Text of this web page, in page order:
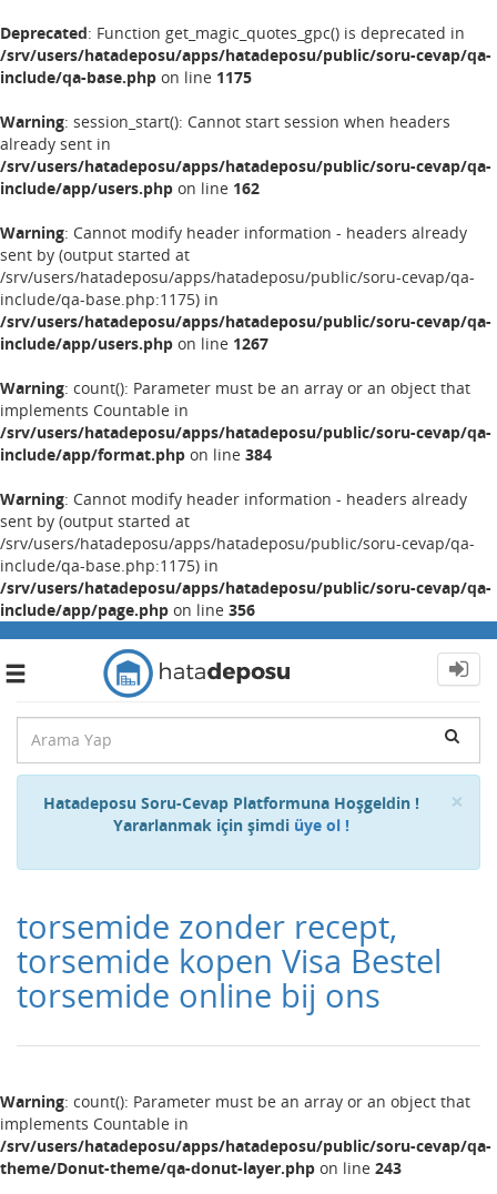
Deprecated: Function get_magic_quotes_gpc() is deprecated in
/srv/users/hatadeposu/apps/hatadeposu/public/soru-cevap/qa-
include/qa-base.php on line 1175
Warning: session_start(): Cannot start session when headers
already sent in
/srv/users/hatadeposu/apps/hatadeposu/public/soru-cevap/qa-
include/app/users.php on line 162
Warning: Cannot modify header information - headers already
sent by (output started at
/srv/users/hatadeposu/apps/hatadeposu/public/soru-cevap/qa-
include/qa-base.php:1175) in
/srv/users/hatadeposu/apps/hatadeposu/public/soru-cevap/qa-
include/app/users.php on line 1267
Warning: count(): Parameter must be an array or an object that
implements Countable in
/srv/users/hatadeposu/apps/hatadeposu/public/soru-cevap/qa-
include/app/format.php on line 384
Warning: Cannot modify header information - headers already
sent by (output started at
/srv/users/hatadeposu/apps/hatadeposu/public/soru-cevap/qa-
include/qa-base.php:1175) in
/srv/users/hatadeposu/apps/hatadeposu/public/soru-cevap/qa-
include/app/page.php on line 356
Toggle
×
Hatadeposu Soru-Cevap Platformuna Hoşgeldin !
Yararlanmak için şimdi üye ol !
torsemide zonder recept,
torsemide kopen Visa Bestel
torsemide online bij ons
Warning: count(): Parameter must be an array or an object that
implements Countable in
/srv/users/hatadeposu/apps/hatadeposu/public/soru-cevap/qa-
theme/Donut-theme/qa-donut-layer.php on line 243